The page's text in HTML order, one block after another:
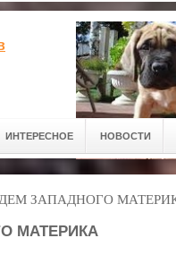
ИНТЕРЕСНОЕ НОВОСТИ
ЗАПАДНОГО
МАТЕРИКА